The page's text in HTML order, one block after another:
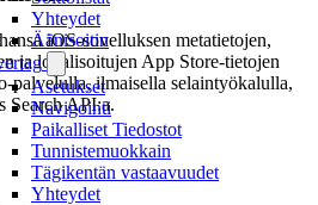
Yhteydet
Äänisoitin
Asetukset
Navigointi
Paikalliset Tiedostot
Tunnistemuokkain
Tägikentän vastaavuudet
Yhteydet
iOS-sovelluksen metatietojen,
ja lokalisoitujen App Store-tietojen
palvelulla, ilmaisella selaintyökalulla,
Search API:a.